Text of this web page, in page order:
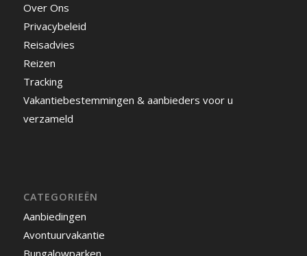
Over Ons
Privacybeleid
Reisadvies
Reizen
Tracking
Vakantiebestemmingen & aanbieders voor u
verzameld
CATEGORIEËN
Aanbiedingen
Avontuurvakantie
Bungalowparken